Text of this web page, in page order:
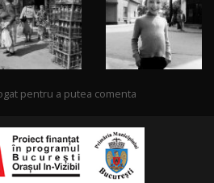
pentru a putea comenta